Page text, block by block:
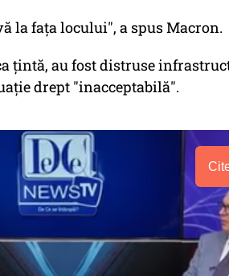
la faţa locului", a spus Macron.
ţintă, au fost distruse
drept "inacceptabilă".